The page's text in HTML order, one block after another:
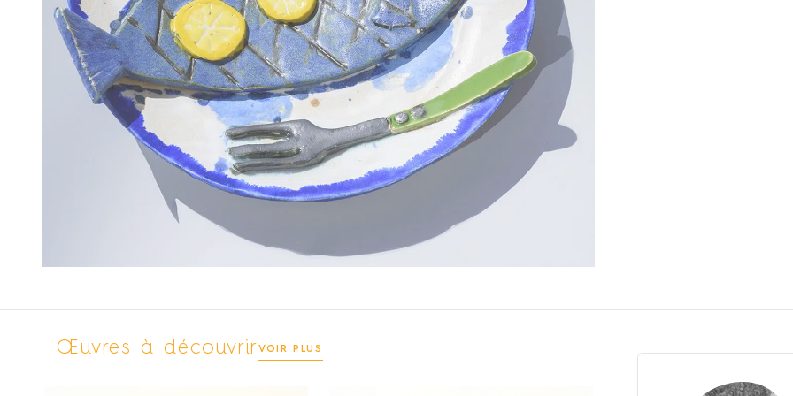
Œuvres à découvrirVOIR PLUS